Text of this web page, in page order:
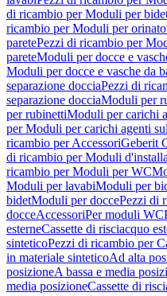
di ricambio per Moduli per
ricambio per Moduli per
paretePezzi di ricambio per
pareteModuli per docce e
Moduli per docce e vasche da
separazione docciaPezzi di
separazione docciaModuli per
per rubinettiModuli per carichi
per Moduli per carichi agenti
ricambio per AccessoriGeberit
di ricambio per Moduli
ricambio per Moduli per WC
Moduli per lavabiModuli per
bidetModuli per doccePezzi di
docceAccessoriPer moduli WC
esterneCassette di risciacquo
sinteticoPezzi di ricambio per
in materiale sinteticoAd alta
posizioneA bassa e media
media posizioneCassette di